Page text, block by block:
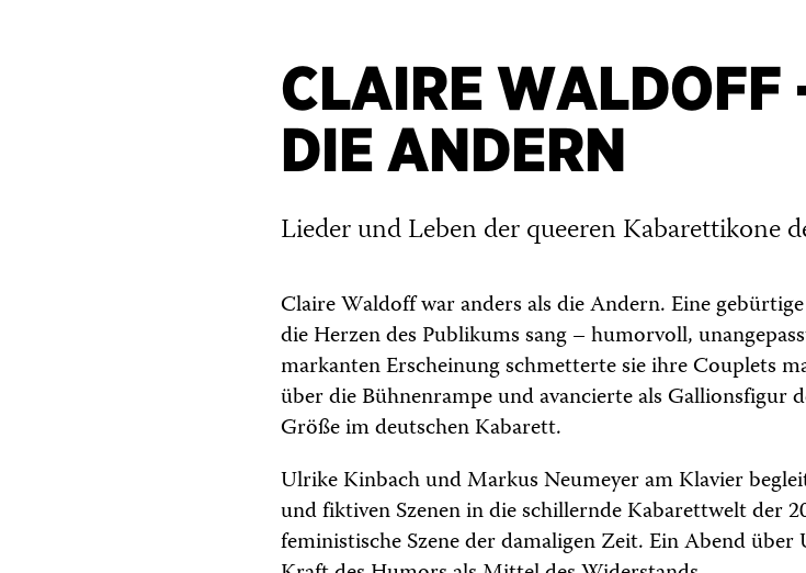
CLAIRE WALDOFF
DIE ANDERN
Lieder und Leben der queeren Kabarettikone
Claire Waldoff war anders als die Andern. Eine
die Herzen des Publikums sang – humorvoll,
markanten Erscheinung schmetterte sie ihre Couplets
über die Bühnenrampe und avancierte als Gallionsfigur
Größe im deutschen Kabarett.
Ulrike Kinbach und Markus Neumeyer am Klavier
und fiktiven Szenen in die schillernde Kabarettwelt der
feministische Szene der damaligen Zeit. Ein Abend